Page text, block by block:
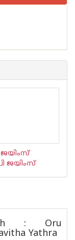
ജയിംസ്
ജയിംസ്
: Oru
Yathra